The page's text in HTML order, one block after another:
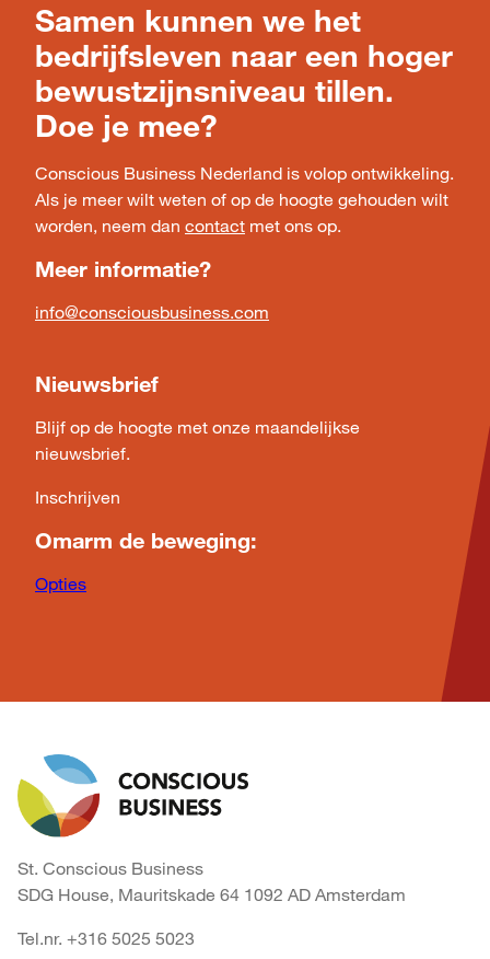
Samen kunnen we het
bedrijfsleven naar een hoger
bewustzijnsniveau tillen.
Doe je mee?
Conscious Business Nederland is volop ontwikkeling.
Als je meer wilt weten of op de hoogte gehouden wilt
worden, neem dan contact met ons op.
Meer informatie?
info@consciousbusiness.com
Nieuwsbrief
Blijf op de hoogte met onze maandelijkse
nieuwsbrief.
Inschrijven
Omarm de beweging:
Opties
St. Conscious Business
SDG House, Mauritskade 64 1092 AD Amsterdam
Tel.nr. +316 5025 5023